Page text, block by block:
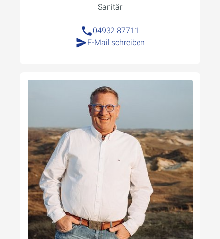
Sanitär
04932 87711
E-Mail schreiben